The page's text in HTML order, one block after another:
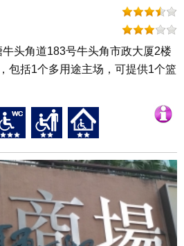
头角道183号牛头角市政大厦2楼
包括1个多用途主场，可提供1个篮